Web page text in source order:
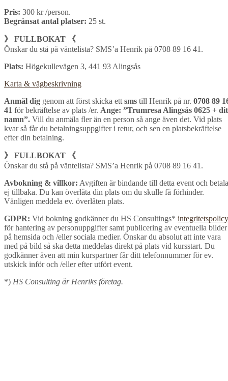
Pris: 300 kr /person.
Begränsat antal platser: 25 st.
》 FULLBOKAT 《
Önskar du stå på väntelista? SMS’a Henrik på 0708 89 16 41.
Plats: Högekullevägen 3, 441 93 Alingsås
Karta & vägbeskrivning
Anmäl dig genom att först skicka ett sms till Henrik på nr. 0708 89
41 för bekräftelse av plats /er. Ange: ”Trumresa Alingsås 0625 +
namn”. Vill du anmäla fler än en person så ange även det. Vid plats
kvar så får du betalningsuppgifter i retur, och sen en platsbekräftelse
efter din betalning.
》 FULLBOKAT 《
Önskar du stå på väntelista? SMS’a Henrik på 0708 89 16 41.
Avbokning & villkor: Avgiften är bindande till detta event och
ej tillbaka. Du kan överlåta din plats om du skulle få förhinder.
Vänligen meddela ev. överlåten plats.
GDPR: Vid bokning godkänner du HS Consultings* integritetspolicy
för hantering av personuppgifter samt publicering av eventuella bilder
på hemsida och /eller sociala medier. Önskar du absolut att inte vara
med på bild så ska detta meddelas direkt på plats vid kursstart. Du
godkänner även att min kurspartner får ditt telefonnummer för ev.
utskick inför och /eller efter utfört event.
*) HS Consulting är Henriks företag.